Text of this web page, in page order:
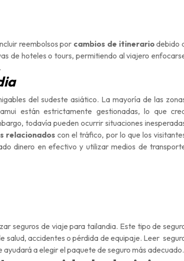
reembolsos por cambios de itinerariodebido
de hoteles o tours, permitiendo al viajero
del sudeste asiático. La mayoría de las
están estrictamente gestionadas, lo que
todavía pueden ocurrir situaciones
relacionados con el tráfico, por lo que los
dinero en efectivo y utilizar medios de
seguros de viaje para tailandia. Este tipo de
salud, accidentes o pérdida de equipaje. Leer
a elegir el paquete de seguro más adecuado.